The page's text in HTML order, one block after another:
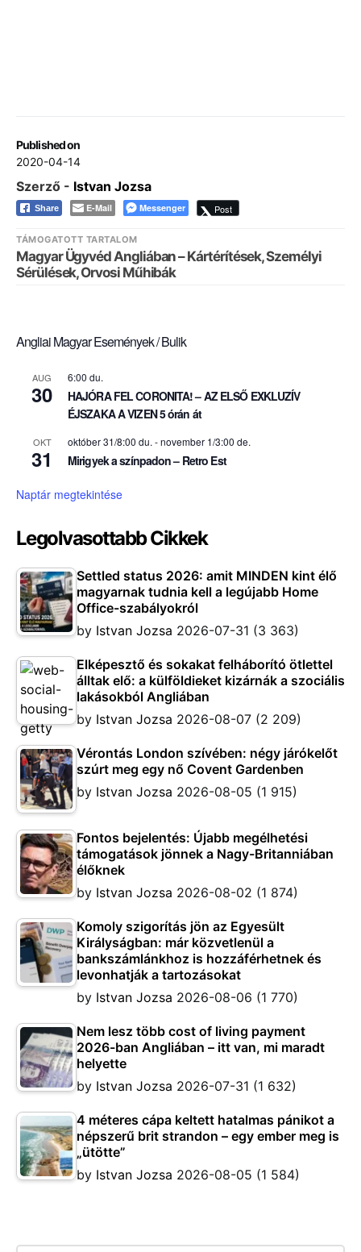
Published on
2020-04-14
Szerző - Istvan Jozsa
Share E-Mail Messenger Post
TÁMOGATOTT TARTALOM
Magyar Ügyvéd Angliában – Kártérítések, Személyi
Sérülések, Orvosi Műhibák
Angliai Magyar Események / Bulik
AUG
30
6:00 du.
HAJÓRA FEL CORONITA! – AZ ELSŐ EXKLUZÍV
ÉJSZAKA A VIZEN 5 órán át
OKT
31
október 31/8:00 du. -november 1/3:00 de.
Mirigyek a színpadon – Retro Est
Naptár megtekintése
Legolvasottabb Cikkek
Settled status 2026: amit MINDEN kint élő
magyarnak tudnia kell a legújabb Home
Office-szabályokról
by Istvan Jozsa 2026-07-31 (3 363)
Elképesztő és sokakat felháborító ötlettel
álltak elő: a külföldieket kizárnák a szociális
lakásokból Angliában
by Istvan Jozsa 2026-08-07 (2 209)
Vérontás London szívében: négy járókelőt
szúrt meg egy nő Covent Gardenben
by Istvan Jozsa 2026-08-05 (1 915)
Fontos bejelentés: Újabb megélhetési
támogatások jönnek a Nagy-Britanniában
élőknek
by Istvan Jozsa 2026-08-02 (1 874)
Komoly szigorítás jön az Egyesült
Királyságban: már közvetlenül a
bankszámlánkhoz is hozzáférhetnek és
levonhatják a tartozásokat
by Istvan Jozsa 2026-08-06 (1 770)
Nem lesz több cost of living payment
2026-ban Angliában – itt van, mi maradt
helyette
by Istvan Jozsa 2026-07-31 (1 632)
4 méteres cápa keltett hatalmas pánikot a
népszerű brit strandon – egy ember meg is
„ütötte”
by Istvan Jozsa 2026-08-05 (1 584)